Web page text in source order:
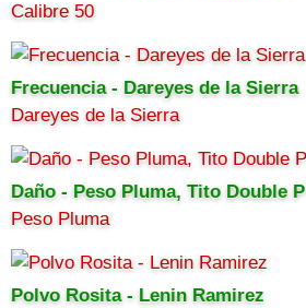
Calibre 50
Frecuencia - Dareyes de la Sierra
Dareyes de la Sierra
Daño - Peso Pluma, Tito Double P
Peso Pluma
Polvo Rosita - Lenin Ramirez